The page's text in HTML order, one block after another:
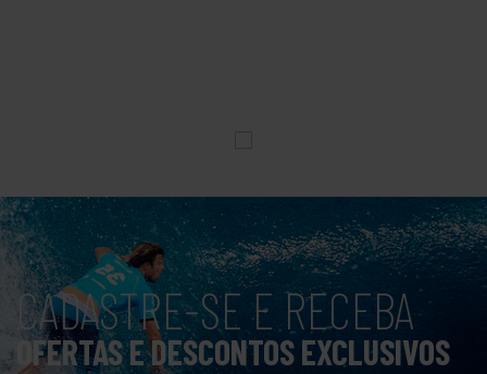
CADASTRE-SE E RECEBA
OFERTAS E DESCONTOS EXCLUSIVOS